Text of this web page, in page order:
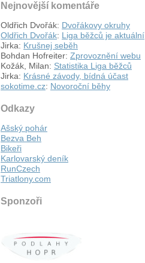
Nejnovější komentáře
Oldřich Dvořák: Dvořákovy okruhy
Oldřich Dvořák: Liga běžců je aktuální
Jirka: Krušnej seběh
Bohdan Hofreiter: Zprovoznění webu
Kožák, Milan: Statistika Liga běžců
Jirka: Krásné závody, bídná účast
sokotime.cz: Novoroční běhy
Odkazy
Ašský pohár
Bezva Beh
Bikeři
Karlovarský deník
RunCzech
Triatlony.com
Sponzoři